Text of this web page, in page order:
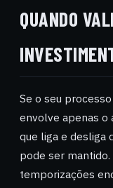
QUANDO
Se o seu
envolve apenas o
que liga e desliga
pode ser
temporizações